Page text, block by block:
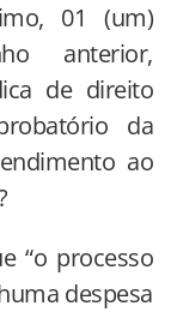
01 (um)
anterior,
de direito
da
ao
“o processo
despesa